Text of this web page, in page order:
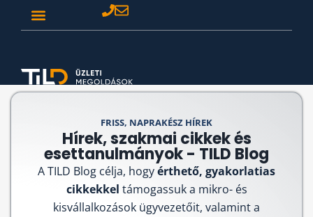
FRISS, NAPRAKÉSZ HÍREK
Hírek, szakmai cikkek és
esettanulmányok - TILD Blog
A TILD Blog célja, hogyérthető, gyakorlatias
cikkekkel támogassuk a mikro- és
kisvállalkozások ügyvezetőit, valamint a